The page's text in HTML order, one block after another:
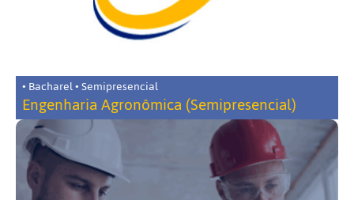
• Bacharel • Semipresencial
Engenharia Agronômica (Semipresencial)